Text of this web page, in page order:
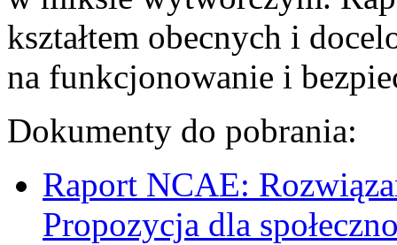
kształtem obecnych i
na funkcjonowanie i
Dokumenty do pobrania:
Raport NCAE:
Propozycja dla